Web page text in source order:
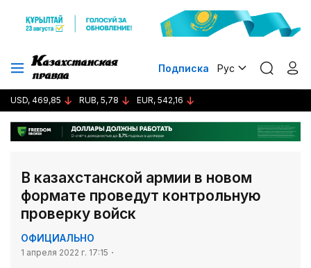
Подписка Рус
USD, 469,85 RUB, 5,78 EUR, 542,16
В казахстанской армии в новом
формате проведут контрольную
проверку войск
ОФИЦИАЛЬНО
1 апреля 2022 г. 17:15